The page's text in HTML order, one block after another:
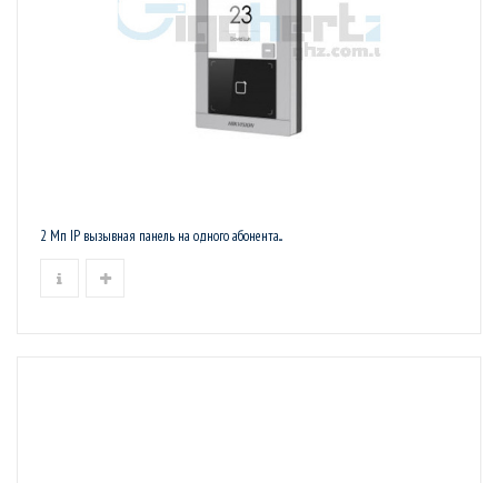
2 Мп IP вызывная панель на одного абонента...